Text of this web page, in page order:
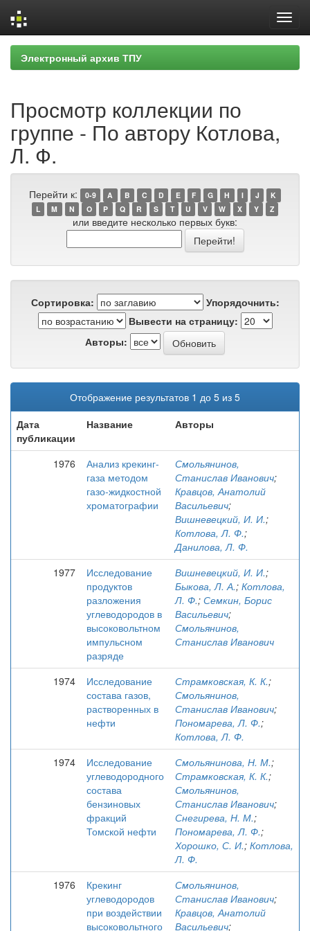
Skip
navigation
Электронный архив ТПУ
Просмотр коллекции по
группе - По автору Котлова,
Л. Ф.
Перейти к: 0-9 A B C D E F G H I J
K
L
M N O P Q R S T U V W X Y Z
или введите несколько первых букв:
Сортировка:
Упорядочнить:
Вывести на страницу:
Авторы:
Отображение результатов 1 до 5 из 5
Дата
публикации
Название Авторы
1976
Анализ крекинг-
газа методом
газо-жидкостной
хроматографии
Смольянинов,
Станислав Иванович;
Кравцов, Анатолий
Васильевич;
Вишневецкий, И. И.;
Котлова, Л. Ф.;
Данилова, Л. Ф.
1977
Исследование
продуктов
разложения
углеводородов в
высоковольтном
импульсном
разряде
Вишневецкий, И. И.;
Быкова, Л. А.; Котлова,
Л. Ф.; Семкин, Борис
Васильевич;
Смольянинов,
Станислав Иванович
1974
Исследование
состава газов,
растворенных в
нефти
Страмковская, К. К.;
Смольянинов,
Станислав Иванович;
Пономарева, Л. Ф.;
Котлова, Л. Ф.
1974
Исследование
углеводородного
состава
бензиновых
фракций
Томской нефти
Смольянинова, Н. М.;
Страмковская, К. К.;
Смольянинов,
Станислав Иванович;
Снегирева, Н. М.;
Пономарева, Л. Ф.;
Хорошко, С. И.; Котлова,
Л. Ф.
1976
Крекинг
углеводородов
при воздействии
высоковольтного
Смольянинов,
Станислав Иванович;
Кравцов, Анатолий
Васильевич;